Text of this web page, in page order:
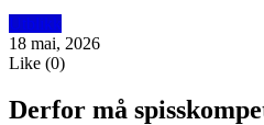
Utblikk
18 mai, 2026
Like (0)
Derfor må